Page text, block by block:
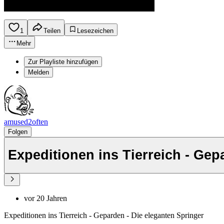
1 Teilen
Lesezeichen
Mehr
Zur Playliste hinzufügen
Melden
amused2often
Folgen
Expeditionen ins Tierreich -
vor 20 Jahren
Expeditionen ins Tierreich - Geparden - Die eleganten Springer